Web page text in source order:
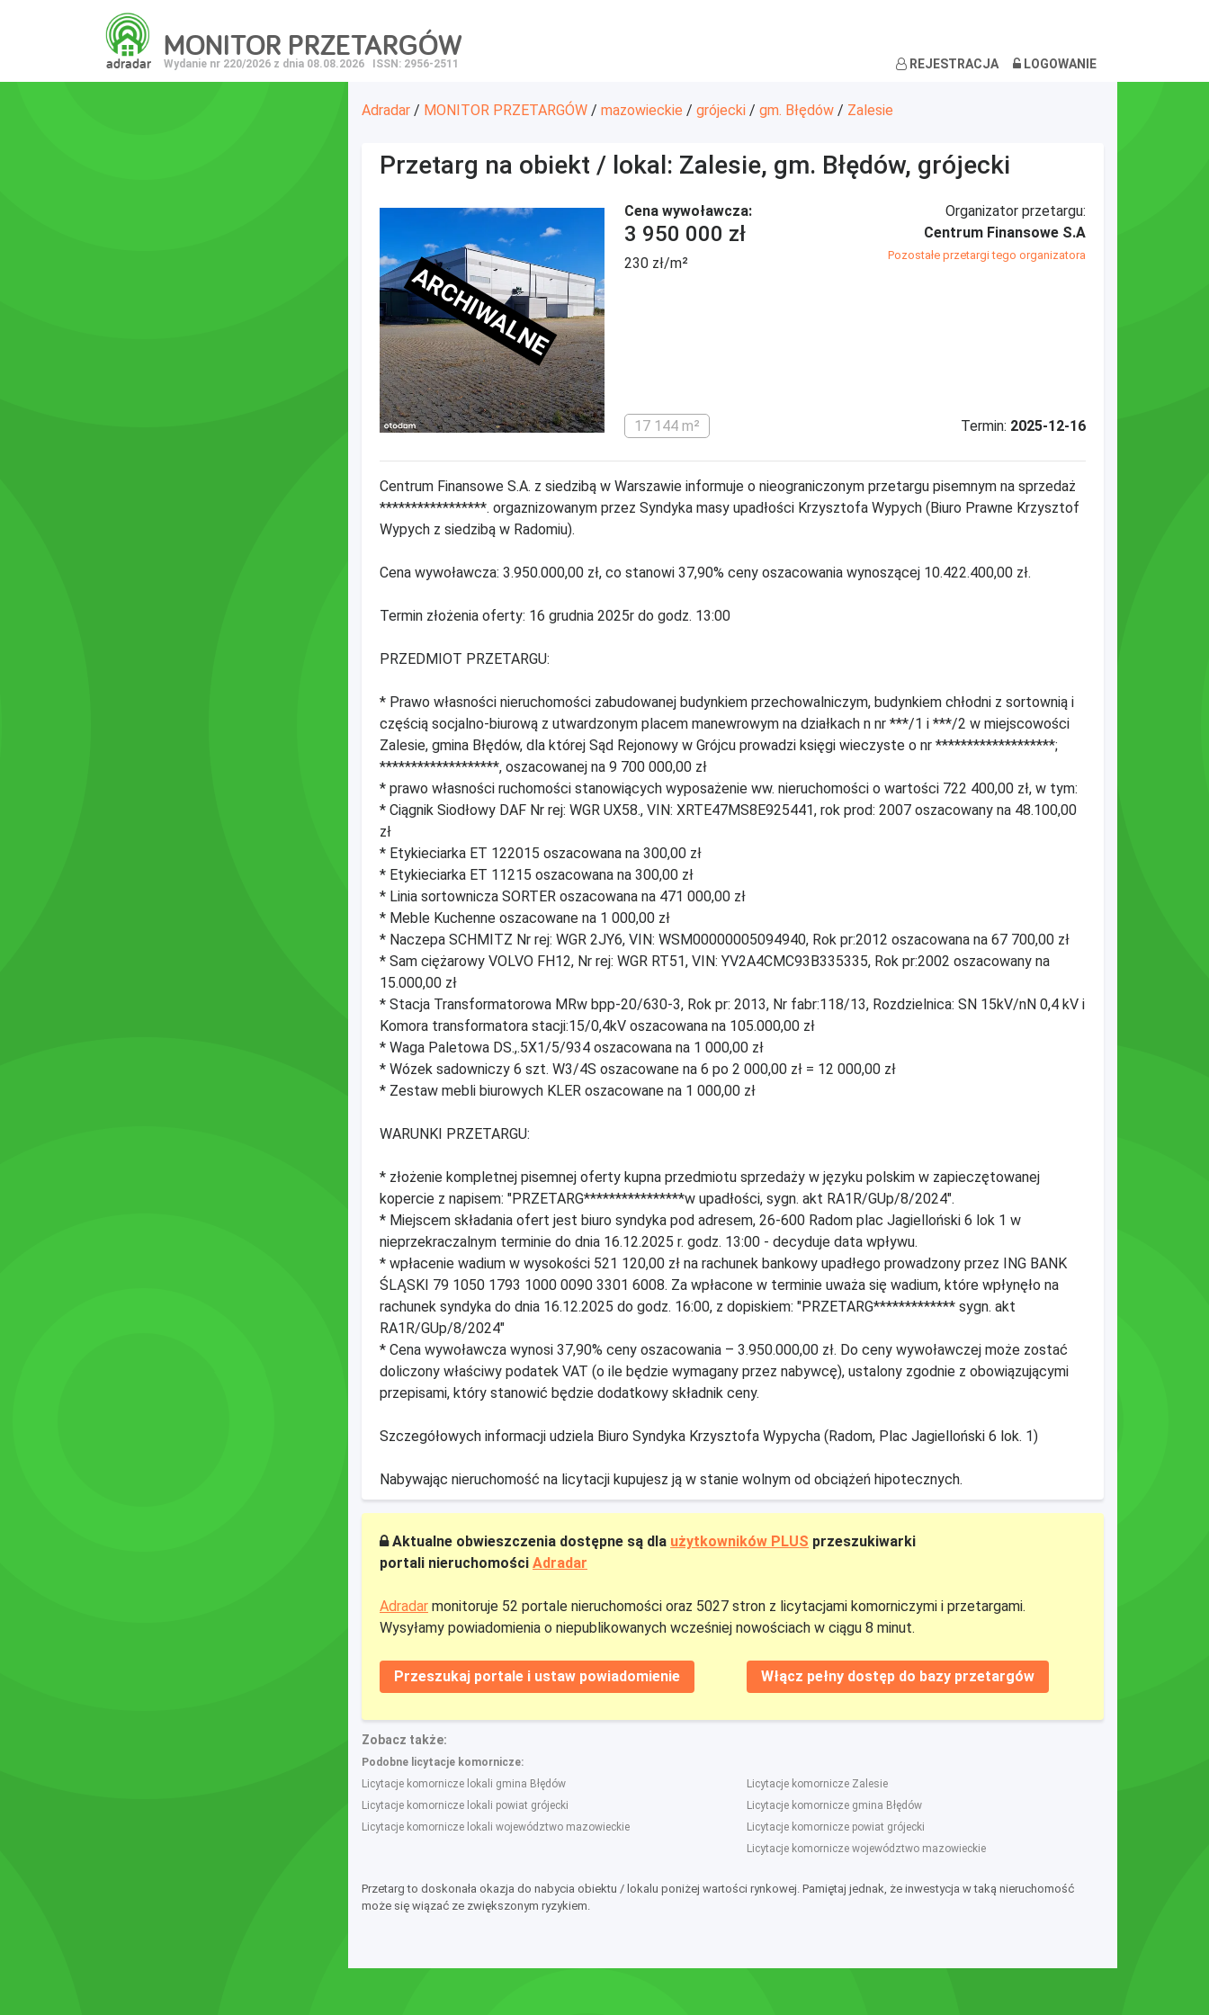
adradar
MONITOR PRZETARGÓW
Wydanie nr 220/2026 z dnia 08.08.2026 ISSN: 2956-2511 REJESTRACJA LOGOWANIE
Adradar / MONITOR PRZETARGÓW / mazowieckie / grójecki / gm. Błędów / Zalesie
Przetarg na obiekt / lokal: Zalesie, gm. Błędów, grójecki
ARCHIWALNE
Cena wywoławcza:
3 950 000 zł
230 zł/m²
17 144 m²
Organizator przetargu:
Centrum Finansowe S.A
Pozostałe przetargi tego organizatora
Termin: 2025-12-16
Centrum Finansowe S.A. z siedzibą w Warszawie informuje o nieograniczonym przetargu pisemnym na sprzedaż
*****************. orgaznizowanym przez Syndyka masy upadłości Krzysztofa Wypych (Biuro Prawne Krzysztof
Wypych z siedzibą w Radomiu).
Cena wywoławcza: 3.950.000,00 zł, co stanowi 37,90% ceny oszacowania wynoszącej 10.422.400,00 zł.
Termin złożenia oferty: 16 grudnia 2025r do godz. 13:00
PRZEDMIOT PRZETARGU:
* Prawo własności nieruchomości zabudowanej budynkiem przechowalniczym, budynkiem chłodni z sortownią i
częścią socjalno-biurową z utwardzonym placem manewrowym na działkach n nr ***/1 i ***/2 w miejscowości
Zalesie, gmina Błędów, dla której Sąd Rejonowy w Grójcu prowadzi księgi wieczyste o nr *******************;
*******************, oszacowanej na 9 700 000,00 zł
* prawo własności ruchomości stanowiących wyposażenie ww. nieruchomości o wartości 722 400,00 zł, w tym:
* Ciągnik Siodłowy DAF Nr rej: WGR UX58., VIN: XRTE47MS8E925441, rok prod: 2007 oszacowany na 48.100,00
zł
* Etykieciarka ET 122015 oszacowana na 300,00 zł
* Etykieciarka ET 11215 oszacowana na 300,00 zł
* Linia sortownicza SORTER oszacowana na 471 000,00 zł
* Meble Kuchenne oszacowane na 1 000,00 zł
* Naczepa SCHMITZ Nr rej: WGR 2JY6, VIN: WSM00000005094940, Rok pr:2012 oszacowana na 67 700,00 zł
* Sam ciężarowy VOLVO FH12, Nr rej: WGR RT51, VIN: YV2A4CMC93B335335, Rok pr:2002 oszacowany na
15.000,00 zł
* Stacja Transformatorowa MRw bpp-20/630-3, Rok pr: 2013, Nr fabr:118/13, Rozdzielnica: SN 15kV/nN 0,4 kV i
Komora transformatora stacji:15/0,4kV oszacowana na 105.000,00 zł
* Waga Paletowa DS.,.5X1/5/934 oszacowana na 1 000,00 zł
* Wózek sadowniczy 6 szt. W3/4S oszacowane na 6 po 2 000,00 zł = 12 000,00 zł
* Zestaw mebli biurowych KLER oszacowane na 1 000,00 zł
WARUNKI PRZETARGU:
* złożenie kompletnej pisemnej oferty kupna przedmiotu sprzedaży w języku polskim w zapieczętowanej
kopercie z napisem: "PRZETARG****************w upadłości, sygn. akt RA1R/GUp/8/2024".
* Miejscem składania ofert jest biuro syndyka pod adresem, 26-600 Radom plac Jagielloński 6 lok 1 w
nieprzekraczalnym terminie do dnia 16.12.2025 r. godz. 13:00 - decyduje data wpływu.
* wpłacenie wadium w wysokości 521 120,00 zł na rachunek bankowy upadłego prowadzony przez ING BANK
ŚLĄSKI 79 1050 1793 1000 0090 3301 6008. Za wpłacone w terminie uważa się wadium, które wpłynęło na
rachunek syndyka do dnia 16.12.2025 do godz. 16:00, z dopiskiem: "PRZETARG************* sygn. akt
RA1R/GUp/8/2024"
* Cena wywoławcza wynosi 37,90% ceny oszacowania – 3.950.000,00 zł. Do ceny wywoławczej może zostać
doliczony właściwy podatek VAT (o ile będzie wymagany przez nabywcę), ustalony zgodnie z obowiązującymi
przepisami, który stanowić będzie dodatkowy składnik ceny.
Szczegółowych informacji udziela Biuro Syndyka Krzysztofa Wypycha (Radom, Plac Jagielloński 6 lok. 1)
Nabywając nieruchomość na licytacji kupujesz ją w stanie wolnym od obciążeń hipotecznych.
Aktualne obwieszczenia dostępne są dla użytkowników PLUS przeszukiwarki
portali nieruchomości Adradar
Adradar monitoruje 52 portale nieruchomości oraz 5027 stron z licytacjami komorniczymi i przetargami.
Wysyłamy powiadomienia o niepublikowanych wcześniej nowościach w ciągu 8 minut.
Przeszukaj portale i ustaw powiadomienie Włącz pełny dostęp do bazy przetargów
Zobacz także:
Podobne licytacje komornicze:
Licytacje komornicze lokali gmina Błędów
Licytacje komornicze lokali powiat grójecki
Licytacje komornicze lokali województwo mazowieckie
Licytacje komornicze Zalesie
Licytacje komornicze gmina Błędów
Licytacje komornicze powiat grójecki
Licytacje komornicze województwo mazowieckie
Przetarg to doskonała okazja do nabycia obiektu / lokalu poniżej wartości rynkowej. Pamiętaj jednak, że inwestycja w taką nieruchomość
może się wiązać ze zwiększonym ryzykiem.